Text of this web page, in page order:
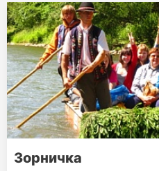
Зорничка